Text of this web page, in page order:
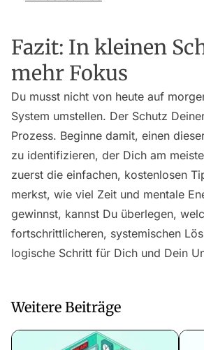
Fazit: In kleinen
mehr Fokus
Du musst nicht von heute auf
System umstellen. Der Schutz
Prozess. Beginne damit, einen
zu identifizieren, der Dich am
zuerst die einfachen, kostenlosen
merkst, wie viel Zeit und mentale
gewinnst, kannst Du überlegen,
fortschrittlicheren, systemischen
logische Schritt für Dich und Dein
Weitere Beiträge